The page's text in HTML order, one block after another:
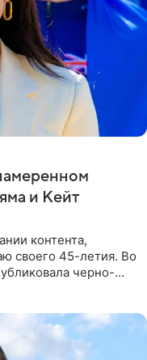
и Кейт
контента,
своего 45-летия. Во
черно-